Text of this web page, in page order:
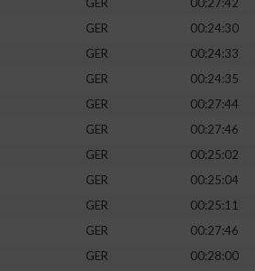
GER 00:24:30
GER
00:24:33
GER
00:24:35
GER
00:27:44
GER
00:27:46
GER 00:25:02
GER
00:25:04
GER
00:25:11
GER
00:27:46
GER 00:28:00